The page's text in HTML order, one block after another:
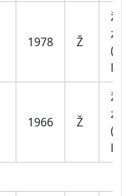
1978 Ž
1966 Ž